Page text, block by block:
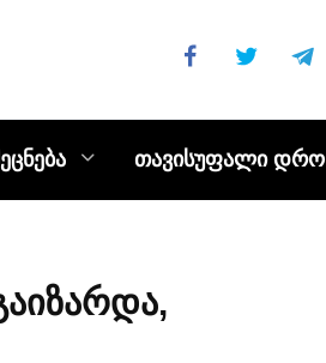
თავისუფალი დრო